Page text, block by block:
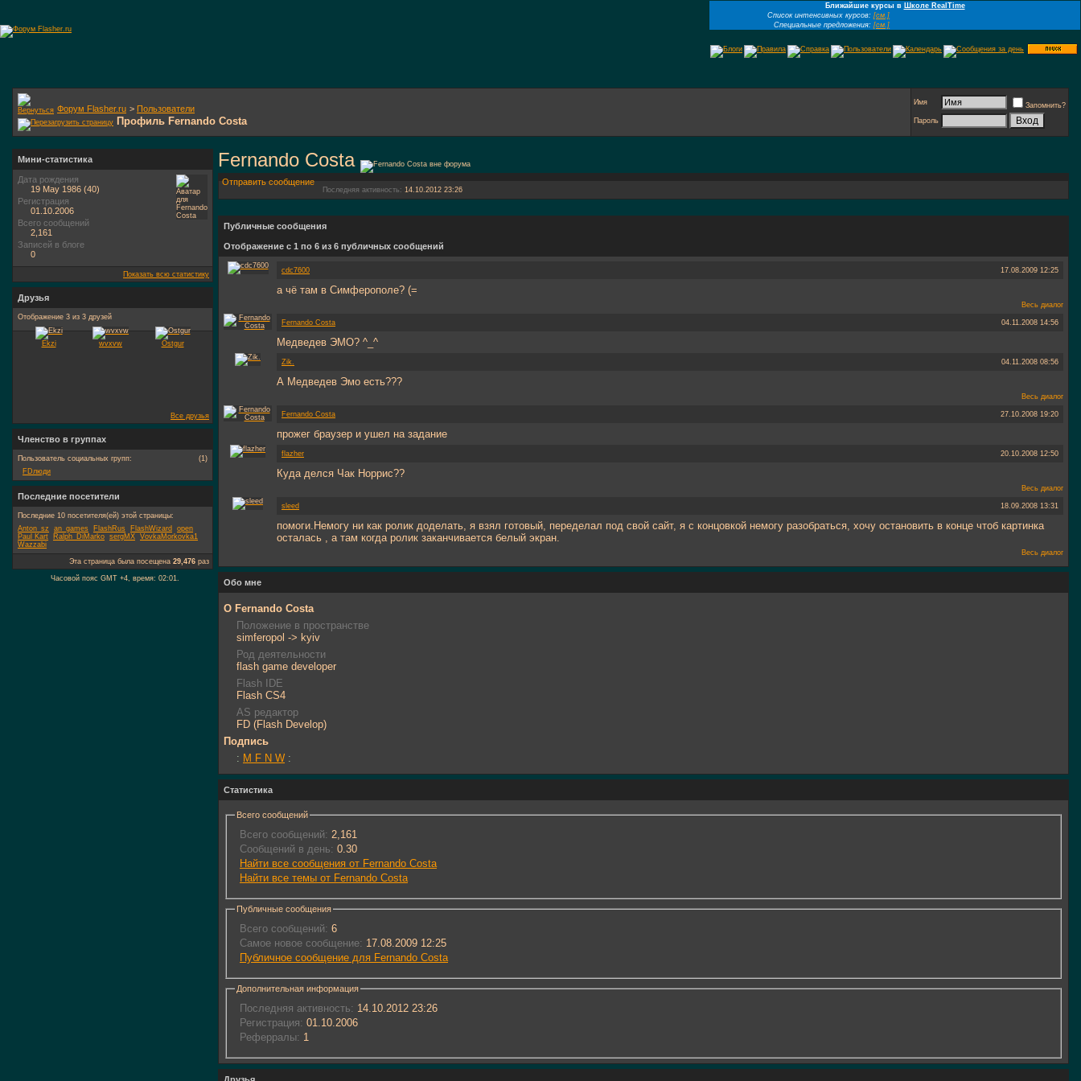
Ближайшие курсы в Школе RealTime
Список интенсивных курсов: [см.]
Специальные предложения: [см.]
Форум Flasher.ru > Пользователи
Профиль Fernando Costa
Имя
Запомнить?
Пароль
Fernando Costa
Отправить сообщение
Последняя активность: 14.10.2012 23:26
Публичные сообщения
Отображение с 1 по 6 из 6 публичных сообщений
17.08.2009 12:25
cdc7600
а чё там в Симферополе? (=
Весь диалог
04.11.2008 14:56
Fernando Costa
Медведев ЭМО? ^_^
04.11.2008 08:56
Zik.
А Медведев Эмо есть???
Весь диалог
27.10.2008 19:20
Fernando Costa
прожег браузер и ушел на задание
20.10.2008 12:50
flazher
Куда делся Чак Норрис??
Весь диалог
18.09.2008 13:31
sleed
помоги.Немогу ни как ролик доделать, я взял готовый, переделал под свой сайт, я с концовкой немогу разобраться, хочу остановить в конце чтоб картинка
осталась , а там когда ролик заканчивается белый экран.
Весь диалог
Обо мне
О Fernando Costa
Положение в пространстве
simferopol -> kyiv
Род деятельности
flash game developer
Flash IDE
Flash CS4
AS редактор
FD (Flash Develop)
Подпись
: M F N W :
Статистика
Всего сообщений
Всего сообщений: 2,161
Сообщений в день: 0.30
Найти все сообщения от Fernando Costa
Найти все темы от Fernando Costa
Публичные сообщения
Всего сообщений: 6
Самое новое сообщение: 17.08.2009 12:25
Публичное сообщение для Fernando Costa
Дополнительная информация
Последняя активность: 14.10.2012 23:26
Регистрация: 01.10.2006
Реферралы: 1
Мини-статистика
Дата рождения
19 May 1986 (40)
Регистрация
01.10.2006
Всего сообщений
2,161
Записей в блоге
0
Показать всю статистику
Друзья
Отображение 3 из 3 друзей
Ekzi wvxvw Ostgur
Все друзья
Членство в группах
(1)
Пользователь социальных групп:
FDлюди
Последние посетители
Последние 10 посетителя(ей) этой страницы:
Anton_sz
an_games FlashRus FlashWizard
open
Paul Kart
Ralph_DiMarko sergMX VovkaMorkovka1
Wazzabi
Эта страница была посещена 29,476 раз
Часовой пояс GMT +4, время: 02:01.